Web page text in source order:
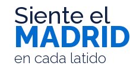
Siente el
en cada latido